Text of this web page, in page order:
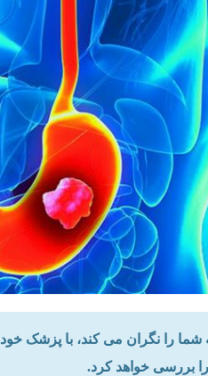
شما را نگران می کند، با پزشک خود
بررسی خواهد کرد.